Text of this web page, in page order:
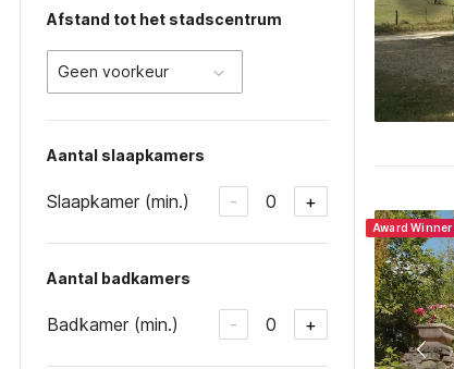
Afstand tot het stadscentrum
Geen voorkeur
Aantal slaapkamers
Slaapkamer (min.) - 0 +
Aantal badkamers
Badkamer (min.) - 0 +
Award